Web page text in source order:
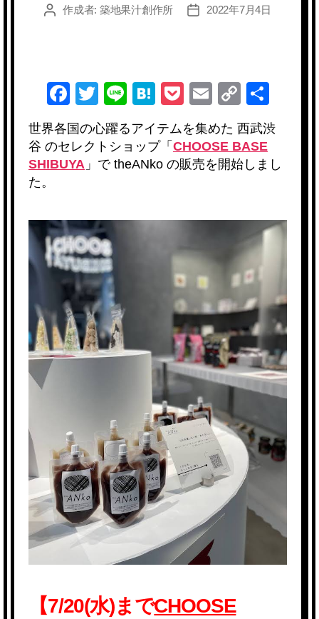
投 作成者: 築地果汁創作所
投
2022年7月4日
F
a
c
e
o
k
T
wi
tt
er
Li
e
H
e
n
P
o
ck
et
E
ail
C
o
p
y
k
共
有
世界各国の心躍るアイテムを集めた 西武渋
谷 のセレクトショップ「 CHOOSE BASE
SHIBUYA 」 で theANko の販売を開始しまし
た。
【7/20(水)までCHOOSE